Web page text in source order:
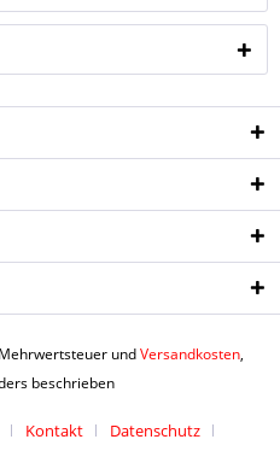
sind Pflichtfelder.
undVersandkosten,
beschrieben
Kontakt
Datenschutz